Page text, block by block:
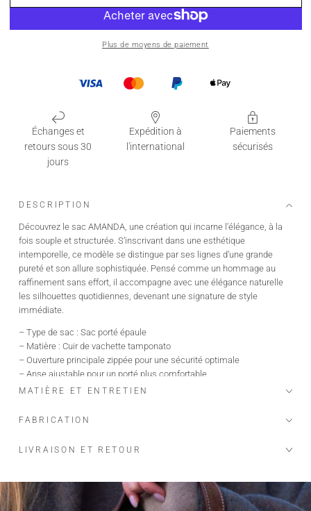
Plus de moyens de paiement
Échanges et
retours sous 30
jours
Expédition à
l'international
Paiements
sécurisés
DESCRIPTION
Découvrez le sac AMANDA, une création qui incarne l’élégance, à la
fois souple et structurée. S’inscrivant dans une esthétique
intemporelle, ce modèle se distingue par ses lignes d’une grande
pureté et son allure sophistiquée. Pensé comme un hommage au
raffinement sans effort, il accompagne avec une élégance naturelle
les silhouettes quotidiennes, devenant une signature de style
immédiate.
– Type de sac : Sac porté épaule
– Matière : Cuir de vachette tamponato
– Ouverture principale zippée pour une sécurité optimale
– Anse ajustable pour un porté plus comfortable
– Organisation intérieure avec une pochette ouverte et une pochette
– Dimensions 22 x 15 x 7 cm
MATIÈRE ET ENTRETIEN
FABRICATION
LIVRAISON ET RETOUR